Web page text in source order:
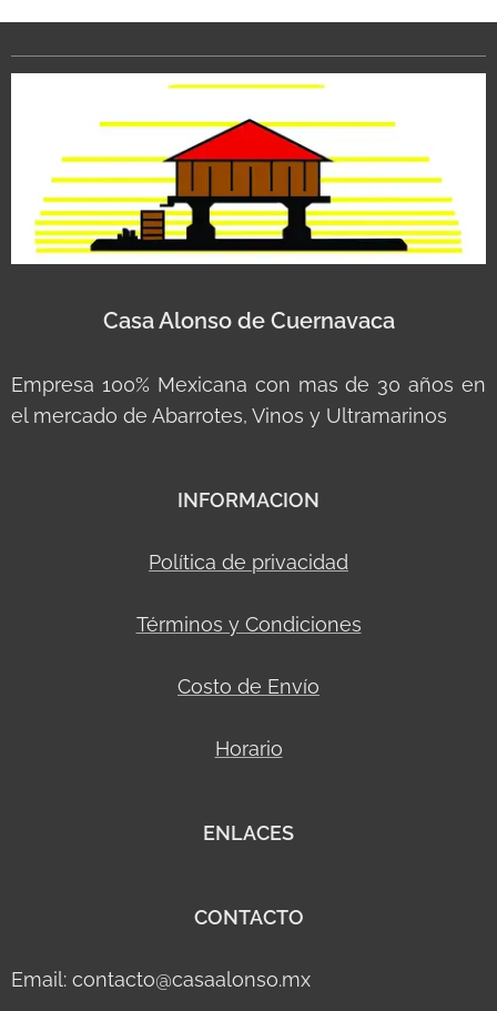
Casa Alonso de Cuernavaca
Empresa 100% Mexicana con mas de 30 años en
el mercado de Abarrotes, Vinos y Ultramarinos
INFORMACION
Política de privacidad
Términos y Condiciones
Costo de Envío
Horario
ENLACES
CONTACTO
Email: contacto@casaalonso.mx